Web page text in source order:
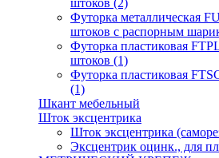
штоков (2)
Футорка металлическая
штоков с распорным
Футорка пластиковая
штоков (1)
Футорка пластиковая
(1)
Шкант мебельный
Шток эксцентрика
Шток эксцентрика
Эксцентрик оцинк., для